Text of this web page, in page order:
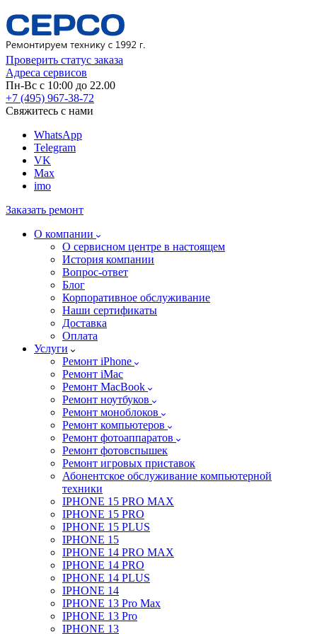
Проверить статус заказа
Адреса сервисов
Пн-Вс с 10:00 до 22.00
+7 (495) 967-38-72
Свяжитесь с нами
WhatsApp
Telegram
VK
Max
imo
Заказать ремонт
О компании
О сервисном центре в настоящем
История компании
Вопрос-ответ
Блог
Корпоративное обслуживание
Наши сертификаты
Доставка
Оплата
Услуги
Ремонт iPhone
Ремонт iMac
Ремонт MacBook
Ремонт ноутбуков
Ремонт моноблоков
Ремонт компьютеров
Ремонт фотоаппаратов
Ремонт фотовспышек
Ремонт игровых приставок
Абонентское обслуживание компьютерной
техники
IPHONE 15 PRO MAX
IPHONE 15 PRO
IPHONE 15 PLUS
IPHONE 15
IPHONE 14 PRO MAX
IPHONE 14 PRO
IPHONE 14 PLUS
IPHONE 14
IPHONE 13 Pro Max
IPHONE 13 Pro
IPHONE 13